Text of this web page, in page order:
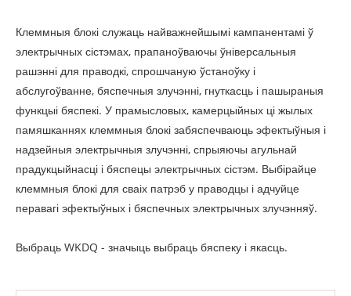
Клеммныя блокі служаць найважнейшымі кампанентамі ў
электрычных сістэмах, прапаноўваючы ўніверсальныя
рашэнні для праводкі, спрошчаную ўстаноўку і
абслугоўванне, бяспечныя злучэнні, гнуткасць і пашыраныя
функцыі бяспекі. У прамысловых, камерцыйных ці жылых
памяшканнях клеммныя блокі забяспечваюць эфектыўныя і
надзейныя электрычныя злучэнні, спрыяючы агульнай
прадукцыйнасці і бяспецы электрычных сістэм. Выбірайце
клеммныя блокі для сваіх патрэб у праводцы і адчуйце
перавагі эфектыўных і бяспечных электрычных злучэнняў.
Выбраць WKDQ - значыць выбраць бяспеку і якасць.